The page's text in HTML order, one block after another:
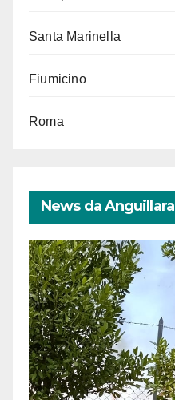
Santa Marinella
Fiumicino
Roma
News da Anguillara